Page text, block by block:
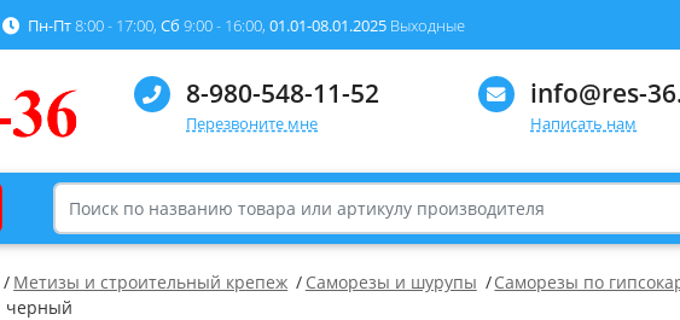
Пн-Пт8:00 - 17:00, Сб 9:00 - 16:00, 01.01-08.01.2025 Выходные
8-980-548-11-52
Перезвоните мне
info@res-
Написать нам
Метизы и строительный крепеж Саморезы и шурупы Саморезы по
черный